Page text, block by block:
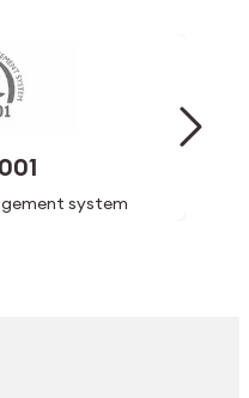
system